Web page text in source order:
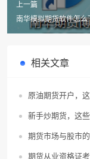
上一篇
南华模拟期货软件怎么
下载网址
相关文章
原油期货开户，
新手炒期货，这
期货市场与股市
期货从业资格证